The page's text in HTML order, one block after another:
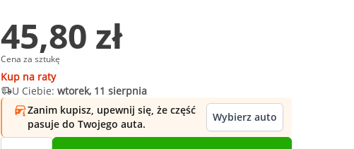
45,80 zł
Cena za sztukę
Kup na raty
U Ciebie:wtorek, 11 sierpnia
Zanim kupisz, upewnij się, że część
pasuje do Twojego auta.
Wybierz auto